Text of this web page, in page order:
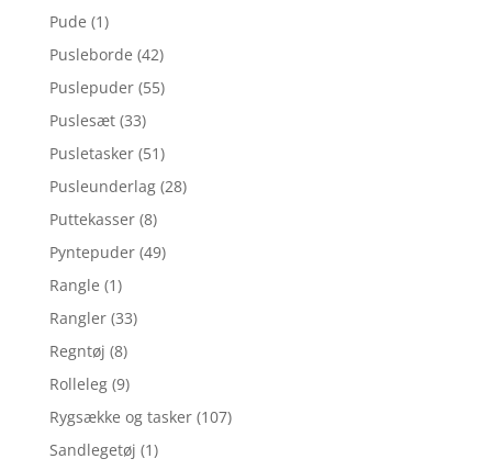
Pude (1)
Pusleborde (42)
Puslepuder (55)
Puslesæt (33)
Pusletasker (51)
Pusleunderlag (28)
Puttekasser (8)
Pyntepuder (49)
Rangle (1)
Rangler (33)
Regntøj (8)
Rolleleg (9)
Rygsække og tasker (107)
Sandlegetøj (1)